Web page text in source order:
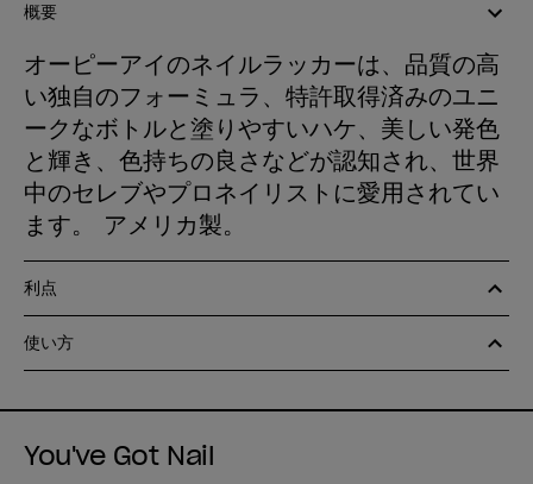
概要
オーピーアイのネイルラッカーは、品質の高
い独自のフォーミュラ、特許取得済みのユニ
ークなボトルと塗りやすいハケ、美しい発色
と輝き、色持ちの良さなどが認知され、世界
中のセレブやプロネイリストに愛用されてい
ます。 アメリカ製。
利点
使い方
You've Got Nail